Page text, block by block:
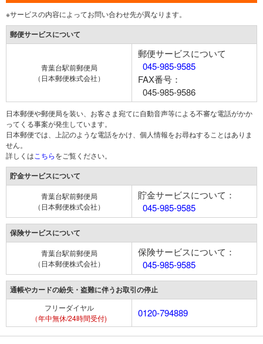
※サービスの内容によってお問い合わせ先が異なります。
郵便サービスについて
青葉台駅前郵便局
（日本郵便株式会社）
郵便サービスについて
045-985-9585
FAX番号：
045-985-9586
日本郵便や郵便局を装い、お客さま宛てに自動音声等による不審な電話がかか
ってくる事案が発生しています。
日本郵便では、上記のような電話をかけ、個人情報をお尋ねすることはありま
せん。
詳しくは こちらをご覧ください。
貯金サービスについて
青葉台駅前郵便局
（日本郵便株式会社）
貯金サービスについて：
045-985-9585
保険サービスについて
青葉台駅前郵便局
（日本郵便株式会社）
保険サービスについて：
045-985-9585
通帳やカードの紛失・盗難に伴うお取引の停止
フリーダイヤル
（年中無休/24時間受付)
0120-794889